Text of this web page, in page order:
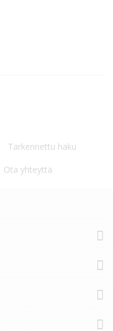
Tarkennettu haku
Ota yhteyttä